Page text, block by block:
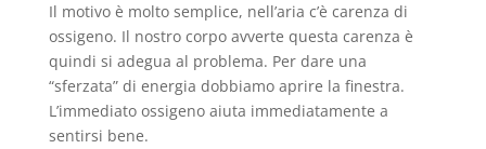
Il motivo è molto semplice, nell’aria c’è carenza di
ossigeno. Il nostro corpo avverte questa carenza è
quindi si adegua al problema. Per dare una
“sferzata” di energia dobbiamo aprire la finestra.
L’immediato ossigeno aiuta immediatamente a
sentirsi bene.